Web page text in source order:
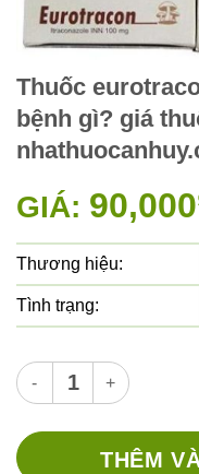
Thuốc
bệnh gì? giá
GIÁ: 90,000
Thương hiệu:
Tình trạng:
Thuốc eurotracon
THÊM